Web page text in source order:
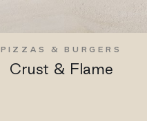
PIZZAS & BURGERS
Crust & Flame